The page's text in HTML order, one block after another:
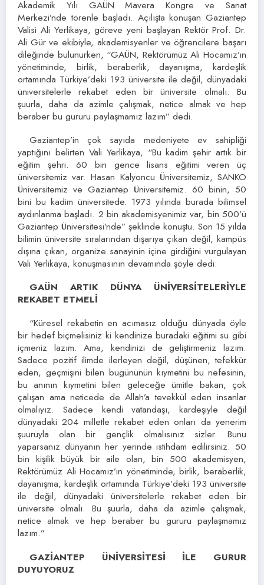
Akademik Yılı GAÜN Mavera Kongre ve Sanat
Merkezi’nde törenle başladı. Açılışta konuşan Gaziantep
Valisi Ali Yerlikaya, göreve yeni başlayan Rektör Prof. Dr.
Ali Gür ve ekibiyle, akademisyenler ve öğrencilere başarı
dileğinde bulunurken, “GAÜN, Rektörümüz Ali Hocamız’ın
yönetiminde, birlik, beraberlik, dayanışma, kardeşlik
ortamında Türkiye’deki 193 üniversite ile değil, dünyadaki
üniversitelerle rekabet eden bir üniversite olmalı. Bu
şuurla, daha da azimle çalışmak, netice almak ve hep
beraber bu gururu paylaşmamız lazım” dedi.
Gaziantep’in çok sayıda medeniyete ev sahipliği
yaptığını belirten Vali Yerlikaya, “Bu kadim şehir artık bir
eğitim şehri. 60 bin gence lisans eğitimi veren üç
üniversitemiz var. Hasan Kalyoncu Üniversitemiz, SANKO
Üniversitemiz ve Gaziantep Üniversitemiz. 60 binin, 50
bini bu kadim üniversitede. 1973 yılında burada bilimsel
aydınlanma başladı. 2 bin akademisyenimiz var, bin 500’ü
Gaziantep Üniversitesi’nde” şeklinde konuştu. Son 15 yılda
bilimin üniversite sıralarından dışarıya çıkan değil, kampüs
dışına çıkan, organize sanayinin içine girdiğini vurgulayan
Vali Yerlikaya, konuşmasının devamında şöyle dedi:
GAÜN ARTIK DÜNYA ÜNİVERSİTELERİYLE
REKABET ETMELİ
“Küresel rekabetin en acımasız olduğu dünyada öyle
bir hedef biçmelisiniz ki kendinize buradaki eğitimi su gibi
içmeniz lazım. Ama, kendinizi de geliştirmeniz lazım.
Sadece pozitif ilimde ilerleyen değil, düşünen, tefekkür
eden, geçmişini bilen bugününün kıymetini bu nefesinin,
bu anının kıymetini bilen geleceğe ümitle bakan, çok
çalışan ama neticede de Allah’a tevekkül eden insanlar
olmalıyız. Sadece kendi vatandaşı, kardeşiyle değil
dünyadaki 204 milletle rekabet eden onları da yenerim
şuuruyla olan bir gençlik olmalısınız sizler. Bunu
yaparsanız dünyanın her yerinde istihdam edilirsiniz. 50
bin kişilik büyük bir aile olan, bin 500 akademisyen,
Rektörümüz Ali Hocamız’ın yönetiminde, birlik, beraberlik,
dayanışma, kardeşlik ortamında Türkiye’deki 193 üniversite
ile değil, dünyadaki üniversitelerle rekabet eden bir
üniversite olmalı. Bu şuurla, daha da azimle çalışmak,
netice almak ve hep beraber bu gururu paylaşmamız
lazım.”
GAZİANTEP ÜNİVERSİTESİ İLE GURUR
DUYUYORUZ